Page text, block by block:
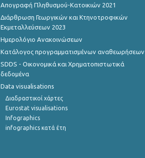
3o Τρίμηνο 2014
2o Τρίμηνο 2014
1o Τρίμηνο 2014
4o Τρίμηνο 2013
3o Τρίμηνο 2013
2o Τρίμηνο 2013
4o Τρίμηνο 2012
Απογραφή Πληθυσμού-Κατοικιών 2021
Διάρθρωση Γεωργικών και Κτηνοτροφικών
Εκμεταλλεύσεων 2023
Ημερολόγιο Ανακοινώσεων
Κατάλογος προγραμματισμένων αναθεωρήσεων
SDDS - Οικονομικά και Χρηματοπιστωτικά
δεδομένα
Data visualisations
Διαδραστικοί χάρτες
Eurostat visualisations
Infographics
infographics κατά έτη